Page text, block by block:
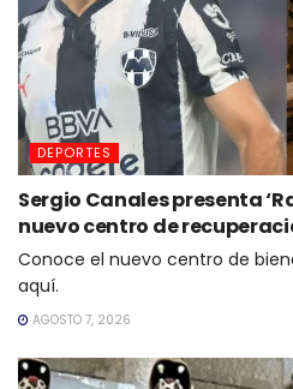
DEPORTES
Sergio Canales presenta
nuevo centro de
Conoce el nuevo centro de
aquí.
AGOSTO 7, 2026